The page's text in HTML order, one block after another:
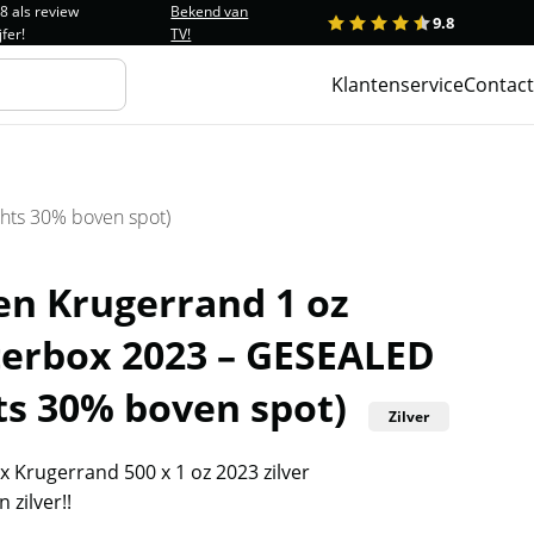
als review
Bekend van
TV!
1 2 3 4 5 9.8
KlantenserviceContact
30% boven spot)
Krugerrand 1 oz
2023 – GESEALED
30% boven spot)
Zilver
Krugerrand 500 x 1 oz 2023 zilver
zilver!!